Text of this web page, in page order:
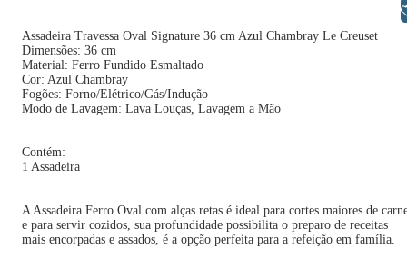
Assadeira Travessa Oval Signature 36 cm Azul Chambray Le Creuset
Dimensões: 36 cm
Material: Ferro Fundido Esmaltado
Cor: Azul Chambray
Fogões: Forno/Elétrico/Gás/Indução
Modo de Lavagem: Lava Louças, Lavagem a Mão
Contém:
1 Assadeira
A Assadeira Ferro Oval com alças retas é ideal para cortes maiores de
e para servir cozidos, sua profundidade possibilita o preparo de receitas
mais encorpadas e assados, é a opção perfeita para a refeição em família.